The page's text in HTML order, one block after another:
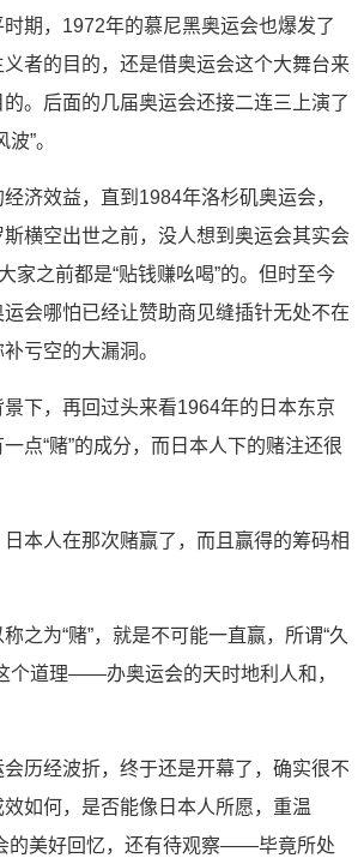
时期，1972年的慕尼黑奥运会也爆发了
者的目的，还是借奥运会这个大舞台来
。后面的几届奥运会还接二连三上演了
”。
济效益，直到1984年洛杉矶奥运会，
横空出世之前，没人想到奥运会其实会
家之前都是“贴钱赚吆喝”的。但时至今
运会哪怕已经让赞助商见缝插针无处不在
亏空的大漏洞。
下，再回过头来看1964年的日本东京
点“赌”的成分，而日本人下的赌注还很
本人在那次赌赢了，而且赢得的筹码相
之为“赌”，就是不可能一直赢，所谓“久
个道理——办奥运会的天时地利人和，
历经波折，终于还是开幕了，确实很不
如何，是否能像日本人所愿，重温
的美好回忆，还有待观察——毕竟所处